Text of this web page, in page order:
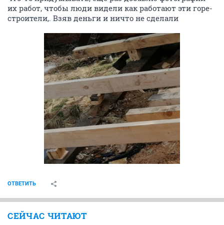
их работ, чтобы люди видели как работают эти горе-
строители,. Взяв деньги и ничто не сделали
ОТВЕТИТЬ
СЕЙЧАС ЧИТАЮТ